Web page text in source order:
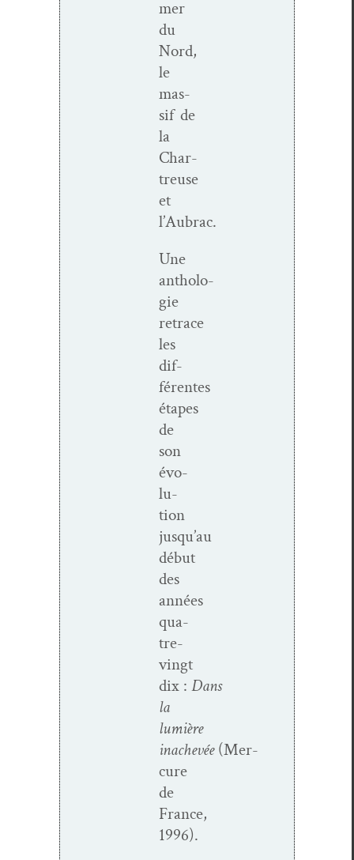
mer
du
Nord,
le
mas­
sif de
la
Char­
treuse
et
l’Aubrac.
Une
antholo­
gie
retrace
les
dif­
férentes
étapes
de
son
évo­
lu­
tion
jusqu’au
début
des
années
qua­
tre-
vingt
dix : Dans
la
lumière
inachevée(Mer­
cure
de
France,
1996).